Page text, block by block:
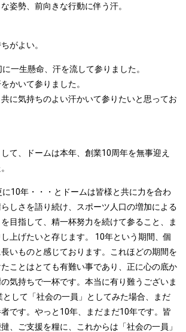
姿勢、前向きな行動に伴う汗。
がよい。
一生懸命、汗を流して参りました。
かいて参りました。
に気持ちのよい汗かいて参りたいと思ってお
て、ドームは本年、創業10周年を無事迎え
10年・・・とドームは皆様と共に力を合わ
しさを語り続け、スポーツ人口の増加による
目指して、精一杯努力を続けて参ること、ま
上げたいと存じます。 10年という期間、個
いものと感じております。これほどの期間を
ことはとても有難い事であり、正に心の底か
気持ちで一杯です。本当に有り難うございま
として「社会の一員」としてみた場合、まだ
です。やっと10年、まだまだ10年です。皆
、ご支援を糧に、これからは「社会の一員」